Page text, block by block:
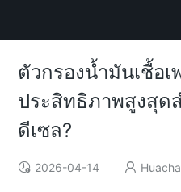
ตัวกรองน้ำมันเชื้อ
ประสิทธิภาพสูงสุด
ดีเซล?
2026-04-14